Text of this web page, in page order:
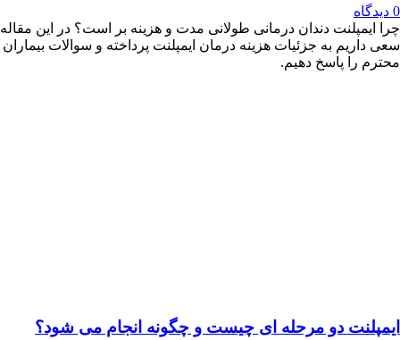
دندان درمانی طولانی مدت و هزینه بر است؟ در این مقاله
به جزئیات هزینه درمان ایمپلنت پرداخته و سوالات بیماران
پاسخ دهیم.
دو مرحله ای چیست و چگونه انجام می شود؟